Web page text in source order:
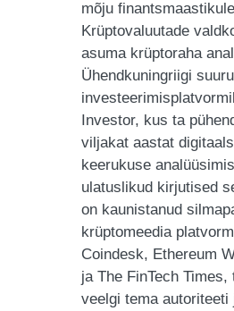
mõju
Krüptovaluutade
asuma krüptoraha
Ühendkuningriigi
Investor, kus ta
viljakat aastat
keerukuse
ulatuslikud kirjutised
on kaunistanud
krüptomeedia
Coindesk, Ethereum
ja The FinTech Times,
veelgi tema autoriteeti